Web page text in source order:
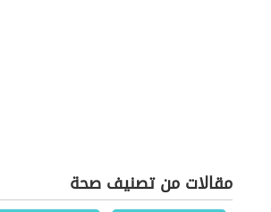
مقالات من تصنيف صحة